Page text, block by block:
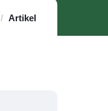
Artikel